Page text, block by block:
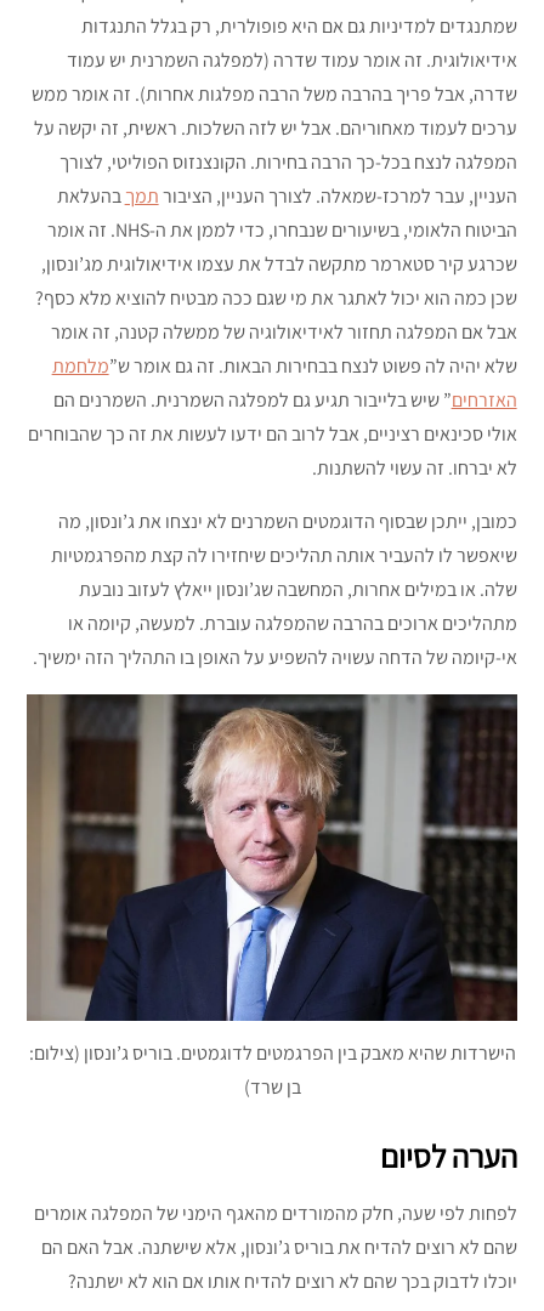
שמתנגדים למדיניות גם אם היא פופולרית, רק בגלל התנגדות
אידיאולוגית. זה אומר עמוד שדרה (למפלגה השמרנית יש עמוד
שדרה, אבל פריך בהרבה משל הרבה מפלגות אחרות). זה אומר ממש
ערכים לעמוד מאחוריהם. אבל יש לזה השלכות. ראשית, זה יקשה על
המפלגה לנצח בכל-כך הרבה בחירות. הקונצנזוס הפוליטי, לצורך
העניין, עבר למרכז-שמאלה. לצורך העניין, הציבורתמךבהעלאת
הביטוח הלאומי, בשיעורים שנבחרו, כדי לממן את ה-NHS. זה אומר
שכרגע קיר סטארמר מתקשה לבדל את עצמו אידיאולוגית מג’ונסון,
שכן כמה הוא יכול לאתגר את מי שגם ככה מבטיח להוציא מלא כסף?
אבל אם המפלגה תחזור לאידיאולוגיה של ממשלה קטנה, זה אומר
שלא יהיה לה פשוט לנצח בבחירות הבאות. זה גם אומר ש”מלחמת
האזרחים” שיש בלייבור תגיע גם למפלגה השמרנית. השמרנים הם
אולי סכינאים רציניים, אבל לרוב הם ידעו לעשות את זה כך שהבוחרים
לא יברחו. זה עשוי להשתנות.
כמובן, ייתכן שבסוף הדוגמטים השמרנים לא ינצחו את ג’ונסון, מה
שיאפשר לו להעביר אותה תהליכים שיחזירו לה קצת מהפרגמטיות
שלה. או במילים אחרות, המחשבה שג’ונסון ייאלץ לעזוב נובעת
מתהליכים ארוכים בהרבה שהמפלגה עוברת. למעשה, קיומה או
אי-קיומה של הדחה עשויה להשפיע על האופן בו התהליך הזה ימשיך.
הישרדות שהיא מאבק בין הפרגמטים לדוגמטים. בוריס ג’ונסון (צילום:
בן שרד)
הערה לסיום
לפחות לפי שעה, חלק מהמורדים מהאגף הימני של המפלגה אומרים
שהם לא רוצים להדיח את בוריס ג’ונסון, אלא שישתנה. אבל האם הם
יוכלו לדבוק בכך שהם לא רוצים להדיח אותו אם הוא לא ישתנה?